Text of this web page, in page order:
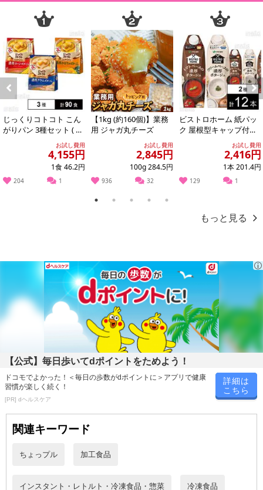
こちらの商品はクール便(冷凍)でのお届けとなります。確実に受
け取りが可能な方のみお申し込みください。
※こちらの商品は、沖縄・離島地域またはクール便でのお届けが出
来ない地域の方は、お申込みいただけませんので、ご了承ください
ませ。
※配送時に、ご不在でお受け取りいただけなかった場合、通常より
保管期間が短くなっておりますので、お早目に配送業者へ再配達を
ご連絡ください。
す。お申込みは、キャンセル返金とさせていただきます。
※クロネコメンバーズへご登録いただきましても「再配達依頼・お
届け日変更」をお受けが出来ません。
にご納得いただきましたうえでお申し込みください。
※パッケージ変更や商品リニューアル(成分など含む)等により、参考
の掲載画像や画像内のバーコードなど、お届け商品と多少異なる場
合がございます。
また、[新たな加工食品の原料原産地表示制度]の経過措置期間の終
了により、商品詳細内に記載の原産国・原材料の表記が旧表記の場
あらかじめご了承いただいた上でお申込みください。なお、本理由
によるお申込み後のキャンセル・返品交換は対応いたしかねます。
【お支払いについて】
トの利用となります。
【発送・お届け・商品について】
Previous
じっくりコトコト こん
がりパン 3種セット ( 濃
厚コーンポタージュ /
お試し費用
4,155円
1食 46.2円
204 1
【1kg (約160個)】業務
用 ジャガ丸チーズ
お試し費用
2,845円
100g 284.5円
936 32
ビストロホーム 紙パッ
ク 屋根型キャップ付容
器 1000mlトマトポター
お試し費用
2,416円
1本 201.4円
129 1
Next
1 2 3 4 5
もっと見る
【公式】毎日歩いてdポイントをためよう！
ドコモでよかった！＜毎日の歩数がdポイントに＞アプリで健康
習慣が楽しく続く！
[PR] dヘルスケア
詳細は
こちら
関連キーワード
ちょっプル 加工食品
インスタント・レトルト・冷凍食品・惣菜 冷凍食品